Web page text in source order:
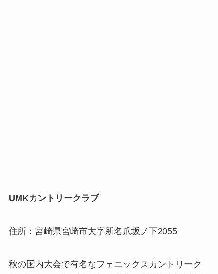
UMKカントリークラブ
住所：宮崎県宮崎市大字新名爪坂ノ下2055
秋の国内大会で有名なフェニックスカントリーク